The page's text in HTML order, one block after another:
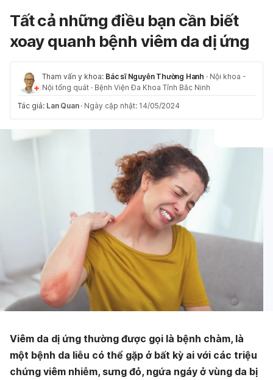
Tất cả những điều bạn cần biết
xoay quanh bệnh viêm da dị ứng
Tham vấn y khoa: Bác sĩ Nguyễn Thường Hanh · Nội khoa -
Nội tổng quát · Bệnh Viện Đa Khoa Tỉnh Bắc Ninh
Tác giả: Lan Quan · Ngày cập nhật: 14/05/2024
Viêm da dị ứng thường được gọi là bệnh chàm, là
một bệnh da liễu có thể gặp ở bất kỳ ai với các triệu
chứng viêm nhiễm, sưng đỏ, ngứa ngáy ở vùng da bị